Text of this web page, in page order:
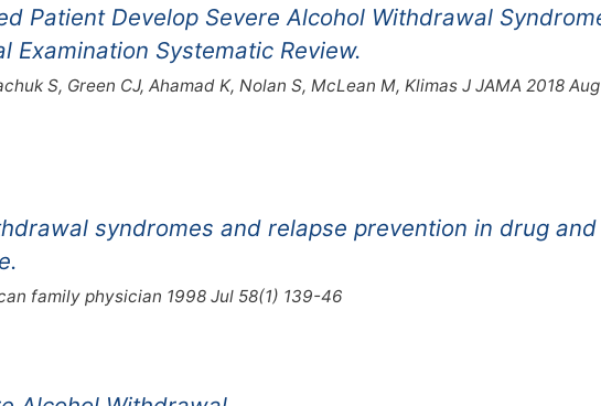
Patient Develop Severe Alcohol Withdrawal
Examination Systematic Review.
S, Green CJ, Ahamad K, Nolan S, McLean M, Klimas J JAMA 2018
syndromes and relapse prevention in drug and
family physician 1998 Jul 58(1) 139-46